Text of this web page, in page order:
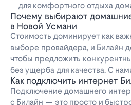
для комфортного отдыха
Почему выбирают
в Новой Усмани
Стоимость доминирует как
выборе провайдера, и Билайн
чтобы предложить
без ущерба для качества. С
Как подключить интернет
Подключение домашнего
с Билайн — это просто и